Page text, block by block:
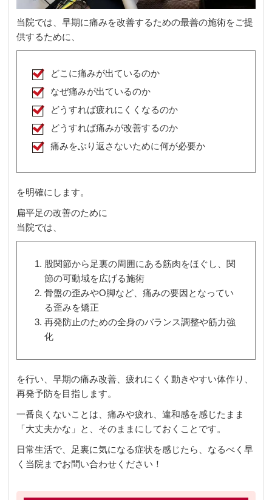
当院では、早期に痛みを改善するための最善の施術をご提
供するために、
どこに痛みが出ているのか
なぜ痛みが出ているのか
どうすれば疲れにくくなるのか
どうすれば痛みが改善するのか
痛みをぶり返さないために何が必要か
を明確にします。
扁平足の改善のために
当院では、
股関節から足裏の周囲にある筋肉をほぐし、関
節の可動域を広げる施術
骨盤の歪みやO脚など、痛みの要因となってい
る歪みを矯正
再発防止のための全身のバランス調整や筋力強
化
を行い、早期の痛み改善、疲れにくく動きやすい体作り、
再発予防を目指します。
一番良くないことは、痛みや疲れ、違和感を感じたまま
「大丈夫かな」と、そのままにしておくことです。
日常生活で、足裏に気になる症状を感じたら、なるべく早
く当院までお問い合わせください！